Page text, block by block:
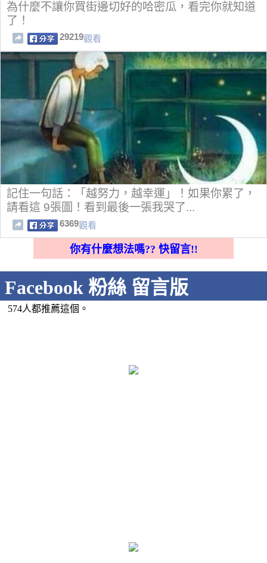
為什麼不讓你買街邊切好的哈密瓜，看完你就知道
了！
29219觀看
記住一句話：「越努力，越幸運」！如果你累了，
請看這 9張圖！看到最後一張我哭了...
6369觀看
你有什麼想法嗎?? 快留言!!
Facebook 粉絲 留言版
574人都推薦這個。